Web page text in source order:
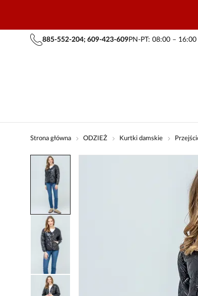
885-552-204; 609-423-609PN-PT: 08:00 – 16:00
Strona główna ODZIEŻ Kurtki damskie